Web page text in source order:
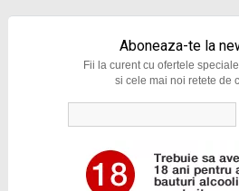
Aboneaza-te la
Fii la curent cu ofertele
si cele mai noi retete de